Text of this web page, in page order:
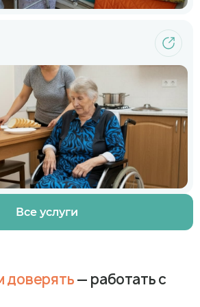
Все услуги
доверять— работать с